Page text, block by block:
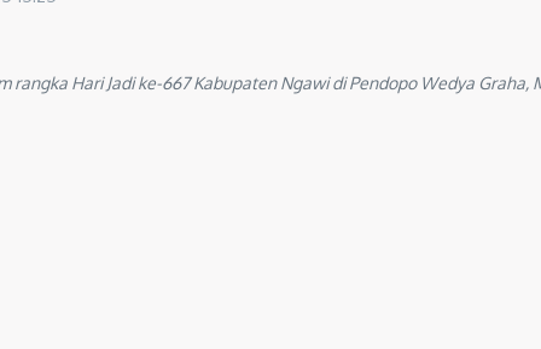
Hari Jadi ke-667 Kabupaten Ngawi di Pendopo Wedya